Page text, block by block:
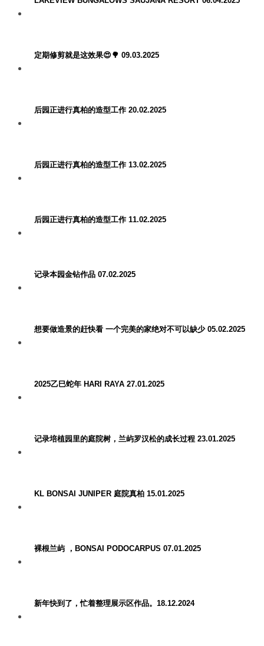
定期修剪就是这效果😍🌳 09.03.2025
后园正进行真柏的造型工作 20.02.2025
后园正进行真柏的造型工作 13.02.2025
后园正进行真柏的造型工作 11.02.2025
记录本园金钻作品 07.02.2025
想要做造景的赶快看 一个完美的家绝对不可以缺少 05.02.2025
2025乙巳蛇年 HARI RAYA 27.01.2025
记录培植园里的庭院树，兰屿罗汉松的成长过程 23.01.2025
KL BONSAI JUNIPER 庭院真柏 15.01.2025
裸根兰屿 ，BONSAI PODOCARPUS 07.01.2025
新年快到了，忙着整理展示区作品。18.12.2024